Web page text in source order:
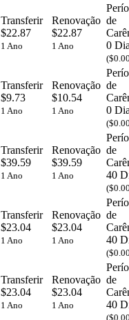
Transferir
$22.87
1 Ano
Renovação
$22.87
1 Ano
de
0
Transferir
$9.73
1 Ano
Renovação
$10.54
1 Ano
de
0
Transferir
$39.59
1 Ano
Renovação
$39.59
1 Ano
de
40
Transferir
$23.04
1 Ano
Renovação
$23.04
1 Ano
de
40
Transferir
$23.04
1 Ano
Renovação
$23.04
1 Ano
de
40